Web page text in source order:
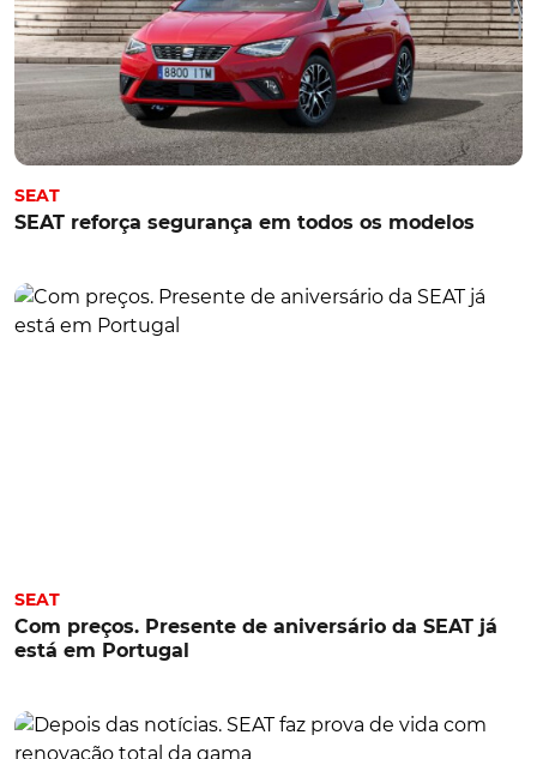
SEAT
SEAT reforça segurança em todos os modelos
SEAT
Com preços. Presente de aniversário da SEAT já
está em Portugal